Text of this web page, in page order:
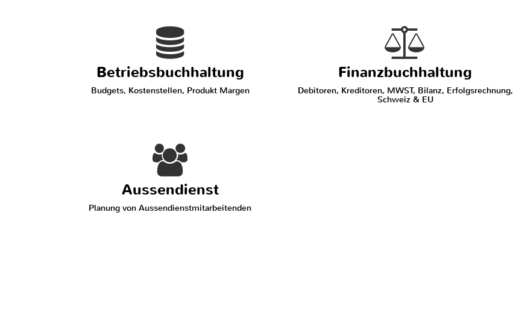
Betriebsbuchhaltung
Budgets, Kostenstellen, Produkt Margen
Finanzbuchhaltung
Debitoren, Kreditoren, MWST, Bilanz, Erfolgsrechnung,
Schweiz & EU
Aussendienst
Planung von Aussendienstmitarbeitenden